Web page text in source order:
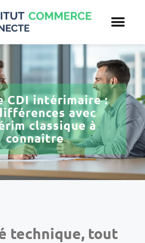
CDI intérimaire :
avec
classique à
connaître
technique, tout